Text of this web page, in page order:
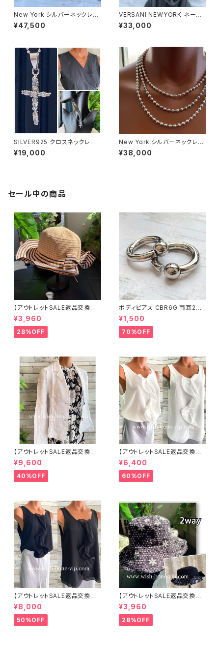
New York シルバーネックレス
50cm ボールチェーン 太め 5m
mボール Silver925
¥47,500
VERSANI NEWYORK ネーム
プレート チョーカー SILVER92
5 ペンダント【Stay Cool Be S
¥33,000
SILVER925 クロスネックレス
NewYorkインポートジュエリー
｜CZ/キュービックジルコニア&
¥19,000
New York シルバーネックレス
40cm ボールチェーン太め 5m
mボール Silver925
¥38,000
セール中の商品
【アウトレットSALE返品交換不
可8/20まで】つば広サマーハッ
ト・通気性・軽量 ワイヤー入りハ
ット ボーダー＆BIGリボン・女優
帽 UV/紫外線対策 レディースハ
¥3,960
28%OFF
ボディピアス CBR6G 両耳2個
セット 1ボール ネジ式 簡単脱着
サージカルステンレス NY直輸
入
¥1,500
70%OFF
【アウトレットSALE返品交換不
可8/20まで】イタリア製サマー
ジャケット｜Made in ITALY｜
リネン麻 飾りエリ ジャケット/ホ
ワイト
¥9,600
40%OFF
【アウトレットSALE返品交換不
可8/20まで】イタリア製 CASA
DEILUCA ITALY｜前フリル＆B
IGフリルトップス /ホワイト
¥6,400
60%OFF
【アウトレットSALE返品交換不
可8/20まで】イタリア製 CASA
DEILUCA ITALY｜前フリル＆B
IGフリルトップス /ブラック
¥8,000
50%OFF
【アウトレットSALE返品交換不
可8/20まで】ワッフル立体フラワ
ー＆無地 2way リバーシブルハ
ット・ワイヤー入り変形ハット・フ
ラワー帽子【ブラック】
¥3,960
28%OFF